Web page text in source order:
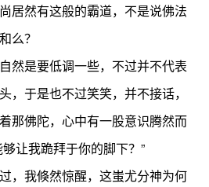
然有这般的霸道，不是说佛法
么？
是要低调一些，不过并不代表
，于是也不过笑笑，并不接话，
那佛陀，心中有一股意识腾然而
让我跪拜于你的脚下？”
我倏然惊醒，这蚩尤分神为何